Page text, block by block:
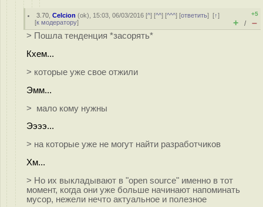
3.70 ,Celcion (ok), 15:03, 06/03/2016 [^] [^^] [^^^] [ответить][↑]
[к модератору]
+5
+ / –
> Пошла тенденция *засорять*
Кхем...
> которые уже свое отжили
Эмм...
> мало кому нужны
Ээээ...
> на которые уже не могут найти разработчиков
Хм...
> Но их выкладывают в "open source" именно в тот
момент, когда они уже больше начинают напоминать
мусор, нежели нечто актуальное и полезное